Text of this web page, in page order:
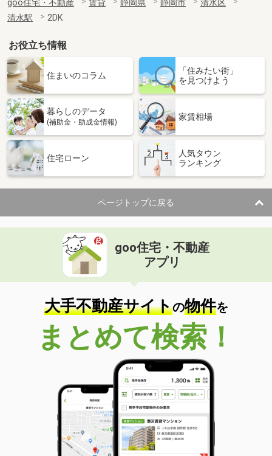
goo住宅・不動産 賃貸 静岡県 静岡市
清水区
清水駅
2DK
お役立ち情報
住まいのコラム
「住みたい街」
を見つけよう
暮らしのデータ
(補助金・助成金情報)
家賃相場
住宅ローン
人気タウン
ランキング
ページトップに戻る
goo住宅・不動産
アプリ
大手不動産サイトの物件を
まとめて検索！